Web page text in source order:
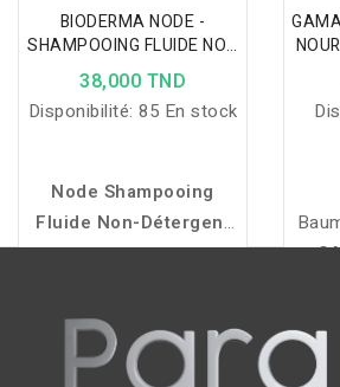
BIODERMA NODE -
SHAMPOOING FLUIDE NON
DETERGENT 200ML
38,000 TND
Disponibilité: 85 En stock
Node Shampooing
Fluide Non-Détergent
nettoie en douceur tout
physiologique des
cheveux et du cuir
chevelu, même les plus